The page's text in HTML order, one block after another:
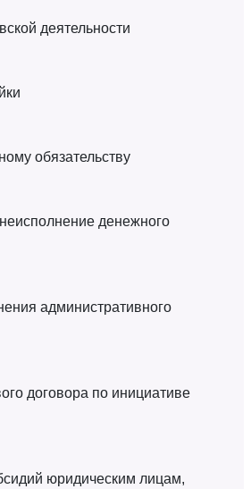
деятельности
обязательству
денежного
административного
договора по инициативе
юридическим лицам,